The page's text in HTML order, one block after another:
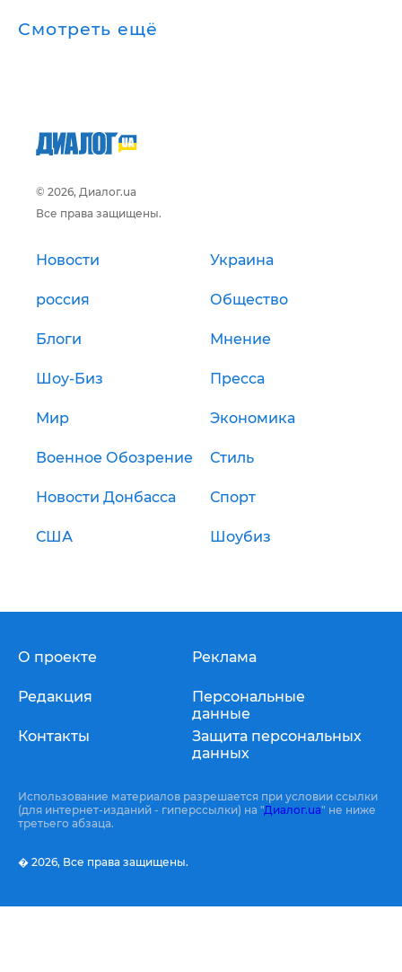
Смотреть ещё
© 2026, Диалог.ua
Все права защищены.
Новости Украина
россия Общество
Блоги Мнение
Шоу-Биз Пресса
Мир Экономика
Военное Обозрение Стиль
Новости Донбасса Спорт
США Шоубиз
О проекте
Редакция
Контакты
Реклама
Персональные
данные
Защита персональных
данных
Использование материалов разрешается при условии ссылки
(для интернет-изданий - гиперссылки) на "Диалог.ua" не ниже
третьего абзаца.
� 2026, Все права защищены.